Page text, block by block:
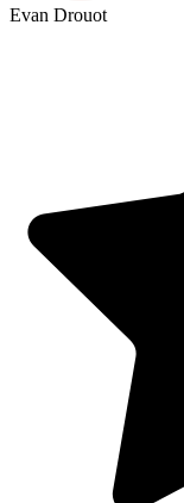
Evan Drouot